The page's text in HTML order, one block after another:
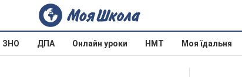
ЗНО ДПА Онлайн уроки НМТ Моя їдальня